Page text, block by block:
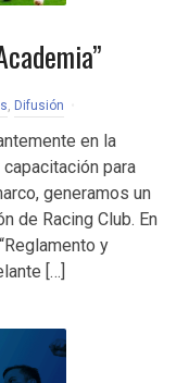
, Difusión
en la
para
generamos un
de Racing Club. En
y
[…]